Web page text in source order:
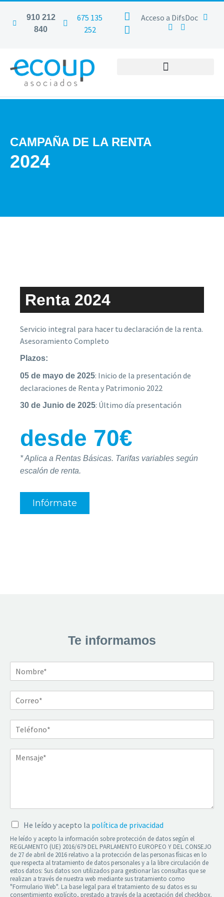
910 212
840
675 135
252
Acceso a DifsDoc
CAMPAÑA DE LA RENTA
2024
Renta 2024
Servicio integral para hacer tu declaración de la renta.
Asesoramiento Completo
Plazos:
05 de mayo de 2025: Inicio de la presentación de
declaraciones de Renta y Patrimonio 2022
30 de Junio de 2025: Último día presentación
desde 70€
* Aplica a Rentas Básicas. Tarifas variables según
escalón de renta.
Infórmate
Te informamos
He leído y acepto la política de privacidad
He leído y acepto la información sobre protección de datos según el
REGLAMENTO (UE) 2016/679 DEL PARLAMENTO EUROPEO Y DEL CONSEJO
de 27 de abril de 2016 relativo a la protección de las personas físicas en lo
que respecta al tratamiento de datos personales y a la libre circulación de
estos datos: Sus datos son utilizados para gestionar las consultas que se
realizan a través de nuestra web mediante sus tratamiento como
"Formulario Web". La base legal para el tratamiento de su datos es su
consentimiento explícito, prestado a través de la aceptación del checkbox.